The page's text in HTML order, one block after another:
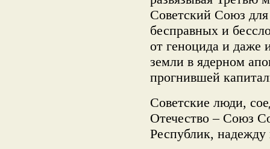
Советский Союз для
бесправных и
от геноцида и даже
земли в ядерном
прогнившей
Советские люди,
Отечество – Союз
Республик, надежду